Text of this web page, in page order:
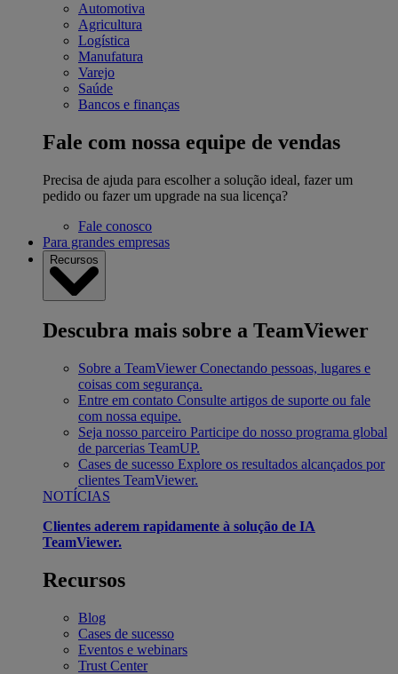
Automotiva
Agricultura
Logística
Manufatura
Varejo
Saúde
Bancos e finanças
Fale com nossa equipe de vendas
Precisa de ajuda para escolher a solução ideal, fazer um
pedido ou fazer um upgrade na sua licença?
Fale conosco
Para grandes empresas
Recursos
Descubra mais sobre a TeamViewer
Sobre a TeamViewer Conectando pessoas, lugares e
coisas com segurança.
Entre em contato Consulte artigos de suporte ou fale
com nossa equipe.
Seja nosso parceiro Participe do nosso programa global
de parcerias TeamUP.
Cases de sucesso Explore os resultados alcançados por
clientes TeamViewer.
NOTÍCIAS
Clientes aderem rapidamente à solução de IA
TeamViewer.
Recursos
Blog
Cases de sucesso
Eventos e webinars
Trust Center